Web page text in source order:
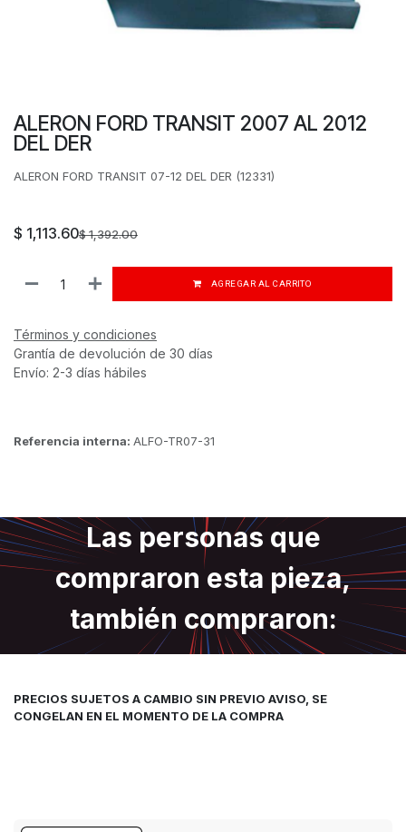
ALERON FORD TRANSIT 2007 AL 2012
DEL DER
ALERON FORD TRANSIT 07-12 DEL DER (12331)
$ 1,113.60$1,392.00
AGREGAR AL CARRITO
Términos y condiciones
Grantía de devolución de 30 días
Envío: 2-3 días hábiles
Referencia interna: ALFO-TR07-31
Las personas que
compraron esta pieza,
también compraron:
PRECIOS SUJETOS A CAMBIO SIN PREVIO AVISO, SE
CONGELAN EN EL MOMENTO DE LA COMPRA